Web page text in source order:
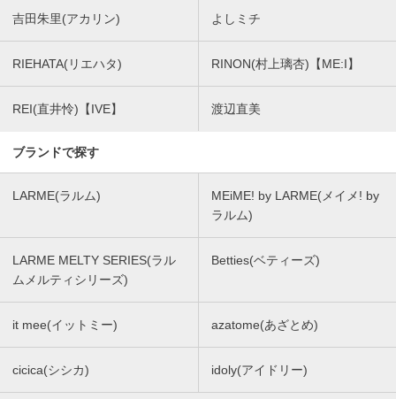
吉田朱里(アカリン) よしミチ
RIEHATA(リエハタ) RINON(村上璃杏)【ME:I】
REI(直井怜)【IVE】 渡辺直美
ブランドで探す
LARME(ラルム)
MEiME! by LARME(メイメ! by
ラルム)
LARME MELTY SERIES(ラル
ムメルティシリーズ)
Betties(ベティーズ)
it mee(イットミー) azatome(あざとめ)
cicica(シシカ) idoly(アイドリー)